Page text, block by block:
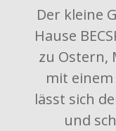
Der kleine
Hause
zu Ostern,
mit einem
lässt sich
und